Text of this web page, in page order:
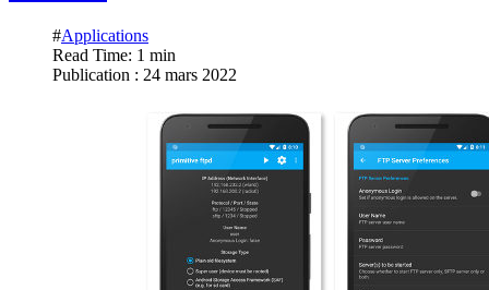
#Applications
Read Time: 1 min
Publication : 24 mars 2022